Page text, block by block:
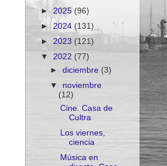
► 2025 (96)
► 2024 (131)
► 2023 (121)
▼ 2022 (77)
►diciembre (3)
▼ noviembre
(12)
Cine. Casa de
Cultra
Los viernes,
ciencia
Música en